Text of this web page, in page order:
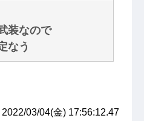
装なので
なう
2022/03/04(金) 17:56:12.47